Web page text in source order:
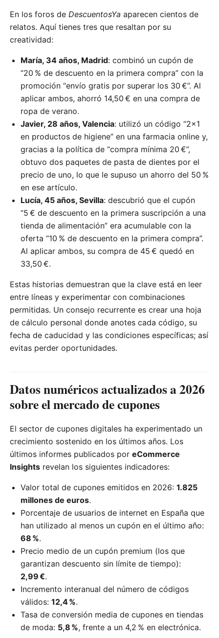
En los foros de DescuentosYa aparecen cientos de
relatos. Aquí tienes tres que resaltan por su
creatividad:
María, 34 años, Madrid: combinó un cupón de
“20 % de descuento en la primera compra” con la
promoción “envío gratis por superar los 30 €”. Al
aplicar ambos, ahorró 14,50 € en una compra de
ropa de verano.
Javier, 28 años, Valencia: utilizó un código “2×1
en productos de higiene” en una farmacia online y,
gracias a la política de “compra mínima 20 €”,
obtuvo dos paquetes de pasta de dientes por el
precio de uno, lo que le supuso un ahorro del 50 %
en ese artículo.
Lucía, 45 años, Sevilla: descubrió que el cupón
“5 € de descuento en la primera suscripción a una
tienda de alimentación” era acumulable con la
oferta “10 % de descuento en la primera compra”.
Al aplicar ambos, su compra de 45 € quedó en
33,50 €.
Estas historias demuestran que la clave está en leer
entre líneas y experimentar con combinaciones
permitidas. Un consejo recurrente es crear una hoja
de cálculo personal donde anotes cada código, su
fecha de caducidad y las condiciones específicas; así
evitas perder oportunidades.
Datos numéricos actualizados a 2026
sobre el mercado de cupones
El sector de cupones digitales ha experimentado un
crecimiento sostenido en los últimos años. Los
últimos informes publicados por eCommerce
Insights revelan los siguientes indicadores:
Valor total de cupones emitidos en 2026:1.825
millones de euros.
Porcentaje de usuarios de internet en España que
han utilizado al menos un cupón en el último año:
68 %.
Precio medio de un cupón premium (los que
garantizan descuento sin límite de tiempo):
2,99 €.
Incremento interanual del número de códigos
válidos:12,4 %.
Tasa de conversión media de cupones en tiendas
de moda: 5,8 %, frente a un 4,2 % en electrónica.